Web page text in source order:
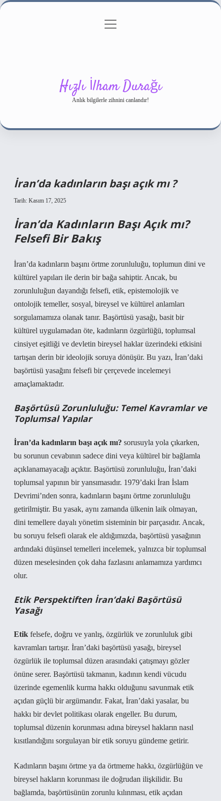
Gizlilik Politikası
menüyü
Hızlı İlham Durağı
Anlık bilgilerle zihnini canlandır!
İran’da kadınların başı açık mı ?
Tarih: Kasım 17, 2025
İran’da Kadınların Başı Açık mı?
Felsefi Bir Bakış
İran’da kadınların başını örtme zorunluluğu, toplumun dini ve
kültürel yapıları ile derin bir bağa sahiptir. Ancak, bu
zorunluluğun dayandığı felsefi, etik, epistemolojik ve
ontolojik temeller, sosyal, bireysel ve kültürel anlamları
sorgulamamıza olanak tanır. Başörtüsü yasağı, basit bir
kültürel uygulamadan öte, kadınların özgürlüğü, toplumsal
cinsiyet eşitliği ve devletin bireysel haklar üzerindeki etkisini
tartışan derin bir ideolojik soruya dönüşür. Bu yazı, İran’daki
başörtüsü yasağını felsefi bir çerçevede incelemeyi
amaçlamaktadır.
Başörtüsü Zorunluluğu: Temel Kavramlar ve
Toplumsal Yapılar
İran’da kadınların başı açık mı? sorusuyla yola çıkarken,
bu sorunun cevabının sadece dini veya kültürel bir bağlamla
açıklanamayacağı açıktır. Başörtüsü zorunluluğu, İran’daki
toplumsal yapının bir yansımasıdır. 1979’daki İran İslam
Devrimi’nden sonra, kadınların başını örtme zorunluluğu
getirilmiştir. Bu yasak, aynı zamanda ülkenin laik olmayan,
dini temellere dayalı yönetim sisteminin bir parçasıdır. Ancak,
bu soruyu felsefi olarak ele aldığımızda, başörtüsü yasağının
ardındaki düşünsel temelleri incelemek, yalnızca bir toplumsal
düzen meselesinden çok daha fazlasını anlamamıza yardımcı
olur.
Etik Perspektiften İran’daki Başörtüsü
Yasağı
Etik felsefe, doğru ve yanlış, özgürlük ve zorunluluk gibi
kavramları tartışır. İran’daki başörtüsü yasağı, bireysel
özgürlük ile toplumsal düzen arasındaki çatışmayı gözler
önüne serer. Başörtüsü takmanın, kadının kendi vücudu
üzerinde egemenlik kurma hakkı olduğunu savunmak etik
açıdan güçlü bir argümandır. Fakat, İran’daki yasalar, bu
hakkı bir devlet politikası olarak engeller. Bu durum,
toplumsal düzenin korunması adına bireysel hakların nasıl
kısıtlandığını sorgulayan bir etik soruyu gündeme getirir.
Kadınların başını örtme ya da örtmeme hakkı, özgürlüğün ve
bireysel hakların korunması ile doğrudan ilişkilidir. Bu
bağlamda, başörtüsünün zorunlu kılınması, etik açıdan